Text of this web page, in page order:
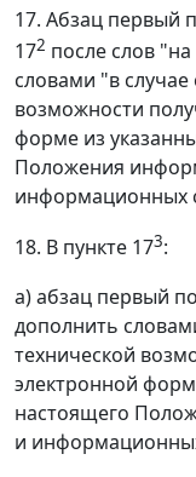
17. Абзац первый
172 после слов
словами "в случае
возможности
форме из
Положения
информационных
18. В пункте 173:
а) абзац первый
дополнить
технической
электронной
настоящего
и